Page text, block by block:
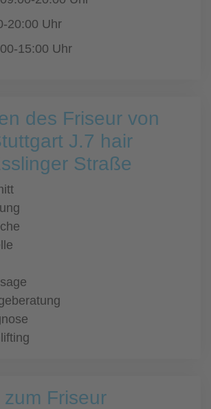
20:00 Uhr
15:00 Uhr
des Friseur von
J.7 hair
Straße
zum Friseur